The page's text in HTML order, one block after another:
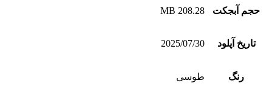
حجم آبجکت 208.28 MB
تاریخ آپلود 2025/07/30
رنگ طوسی